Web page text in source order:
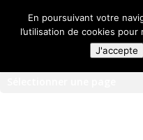
En poursuivant votre
l’utilisation de cookies
J'accepte